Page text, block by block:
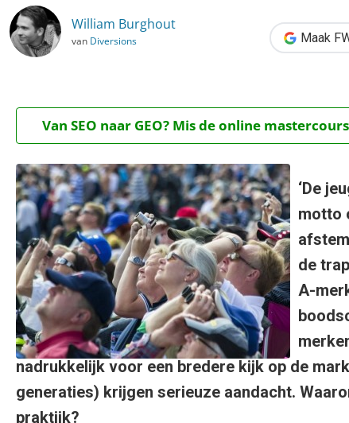
William Burghout
van Diversions Maak
Van SEO naar GEO? Mis de online
‘De
motto
de
A-
nadrukkelijk voor een bredere kijk op de
generaties) krijgen serieuze aandacht.
praktijk?